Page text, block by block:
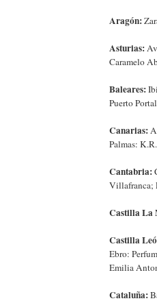
Aragón:
Asturias:
Caramelo
Baleares:
Puerto
Canarias:
Palmas:
Cantabria:
Villafranca;
Castilla La
Castilla
Ebro:
Emilia
Cataluña: